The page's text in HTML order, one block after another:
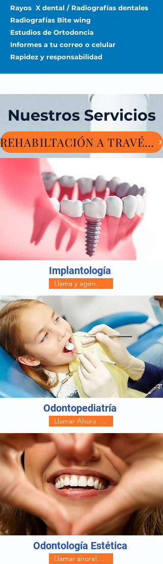
Rayos X dental / Radiografías dentales
Radiografías Bite wing
Estudios de Ortodoncia
Informes a tu correo o celular
Rapidez y responsabilidad
Nuestros Servicios
REHABILTACIÓN A TRAVÉS DE FLUJO DIGITAL: rapidez, exactitud y belleza
Implantología
Llama y agenda tu evaluacxión gratis ahora! (Whatsapp)
Odontopediatría
Llamar Ahora (Whatsapp)
Odontología Estética
Llamar ahora! (Whatsapp)